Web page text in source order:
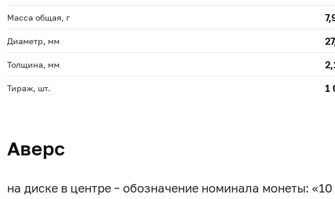
Масса общая, г
Диаметр, мм
Толщина, мм
Тираж, шт. 1
Аверс
на диске в центре – обозначение номинала монеты: